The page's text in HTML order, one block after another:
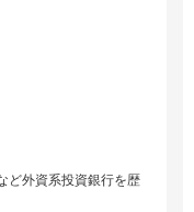
ど外資系投資銀行を歴